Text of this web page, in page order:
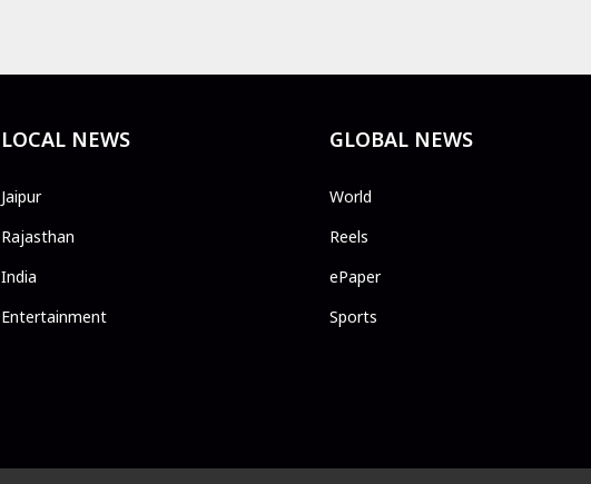
LOCAL NEWS
Jaipur
Rajasthan
India
Entertainment
GLOBAL NEWS
World
Reels
ePaper
Sports